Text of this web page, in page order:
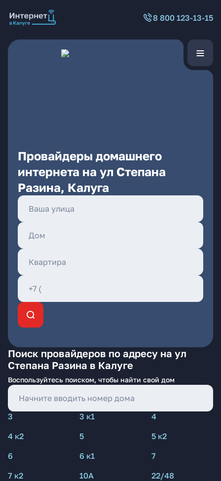
8 800 123-13-15
Провайдеры домашнего
интернета на ул Степана
Разина, Калуга
Поиск провайдеров по адресу на ул
Степана Разина в Калуге
Воспользуйтесь поиском, чтобы найти свой дом
3 3 к1
4
4 к2
5
5 к2
6
6 к1
7
7 к2
10А
22/48